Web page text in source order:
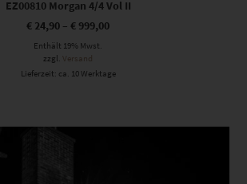
EZ00810 Morgan 4/4 Vol II
€ 24,90 – € 999,00
Enthält 19% Mwst.
zzgl. Versand
Lieferzeit: ca. 10 Werktage
Dieses Produkt weist mehrere Varianten auf. Die Optionen können auf der Produktseite gewählt werden